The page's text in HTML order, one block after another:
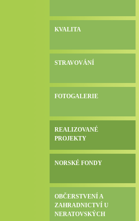
KVALITA
STRAVOVÁNÍ
FOTOGALERIE
REALIZOVANÉ
PROJEKTY
NORSKÉ FONDY
OBČERSTVENÍ A
ZAHRADNICTVÍ U
NERATOVSKÝCH